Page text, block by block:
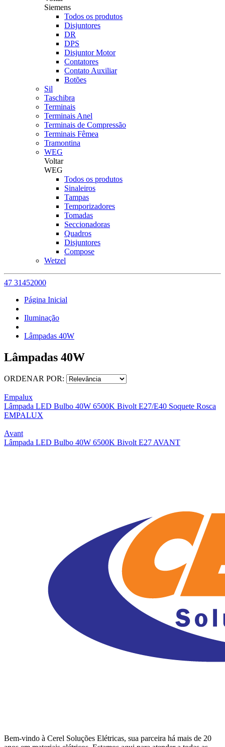
Siemens
Todos os produtos
Disjuntores
DR
DPS
Disjuntor Motor
Contatores
Contato Auxiliar
Botões
Sil
Taschibra
Terminais
Terminais Anel
Terminais de Compressão
Terminais Fêmea
Tramontina
WEG
Voltar
WEG
Todos os produtos
Sinaleiros
Tampas
Temporizadores
Tomadas
Seccionadoras
Quadros
Disjuntores
Compose
Wetzel
47 31452000
Página Inicial
Iluminação
Lâmpadas 40W
Lâmpadas 40W
ORDENAR POR:
Empalux
Lâmpada LED Bulbo 40W 6500K Bivolt E27/E40 Soquete Rosca
EMPALUX
Avant
Lâmpada LED Bulbo 40W 6500K Bivolt E27 AVANT
Bem-vindo à Cerel Soluções Elétricas, sua parceira há mais de 20